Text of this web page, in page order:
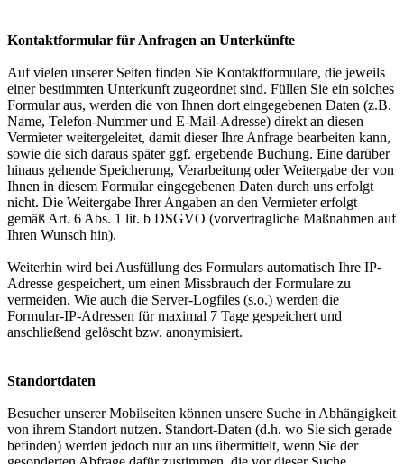
Kontaktformular für Anfragen an Unterkünfte
Auf vielen unserer Seiten finden Sie Kontaktformulare, die jeweils
einer bestimmten Unterkunft zugeordnet sind. Füllen Sie ein solches
Formular aus, werden die von Ihnen dort eingegebenen Daten (z.B.
Name, Telefon-Nummer und E-Mail-Adresse) direkt an diesen
Vermieter weitergeleitet, damit dieser Ihre Anfrage bearbeiten kann,
sowie die sich daraus später ggf. ergebende Buchung. Eine darüber
hinaus gehende Speicherung, Verarbeitung oder Weitergabe der von
Ihnen in diesem Formular eingegebenen Daten durch uns erfolgt
nicht. Die Weitergabe Ihrer Angaben an den Vermieter erfolgt
gemäß Art. 6 Abs. 1 lit. b DSGVO (vorvertragliche Maßnahmen auf
Ihren Wunsch hin).
Weiterhin wird bei Ausfüllung des Formulars automatisch Ihre IP-
Adresse gespeichert, um einen Missbrauch der Formulare zu
vermeiden. Wie auch die Server-Logfiles (s.o.) werden die
Formular-IP-Adressen für maximal 7 Tage gespeichert und
anschließend gelöscht bzw. anonymisiert.
Standortdaten
Besucher unserer Mobilseiten können unsere Suche in Abhängigkeit
von ihrem Standort nutzen. Standort-Daten (d.h. wo Sie sich gerade
befinden) werden jedoch nur an uns übermittelt, wenn Sie der